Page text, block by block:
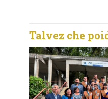
Talvez che